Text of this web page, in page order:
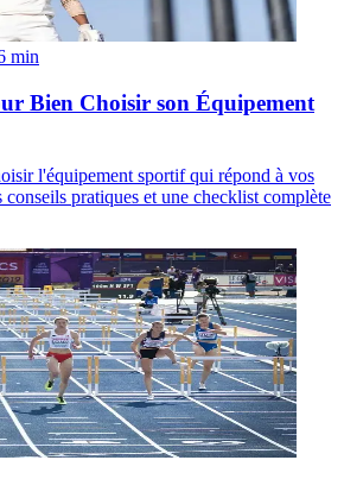
min
Bien Choisir son Équipement
l'équipement sportif qui répond à vos
pratiques et une checklist complète